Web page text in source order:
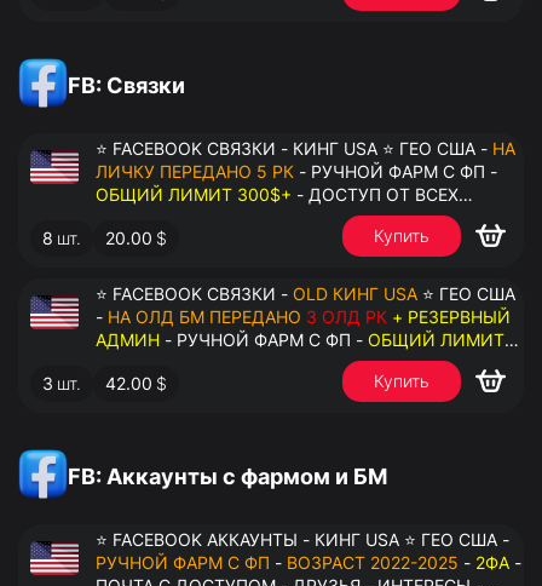
FB: Связки
⭐ FACEBOOK СВЯЗКИ - КИНГ USA ⭐ ГЕО США - НА
ЛИЧКУ ПЕРЕДАНО 5 РК - РУЧНОЙ ФАРМ С ФП -
ОБЩИЙ ЛИМИТ 300$+ - ДОСТУП ОТ ВСЕХ
АККАУНТОВ - ПЕРЕДАЧА В АНТИДЕТЕКТ
8 шт. 20.00 $ Купить
⭐ FACEBOOK СВЯЗКИ - OLD КИНГ USA ⭐ ГЕО США
- НА ОЛД БМ ПЕРЕДАНО 3 ОЛД РК + РЕЗЕРВНЫЙ
АДМИН - РУЧНОЙ ФАРМ С ФП - ОБЩИЙ ЛИМИТ
- ДОСТУП ОТ ВСЕХ АККАУНТОВ -
ПЕРЕДАЧА В АНТИДЕТЕКТ
3 шт. 42.00 $ Купить
FB: Аккаунты с фармом и БМ
⭐ FACEBOOK АККАУНТЫ - КИНГ USA ⭐ ГЕО США -
РУЧНОЙ ФАРМ С ФП - ВОЗРАСТ 2022-2025 - 2ФА -